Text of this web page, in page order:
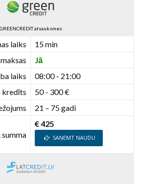
GREENCREDIT atsauksmes
laiks
15 min
Jā
laiks
08:00 - 21:00
kredīts
50 - 300 €
21 – 75 gadi
€ 425
SAŅEMT NAUDU